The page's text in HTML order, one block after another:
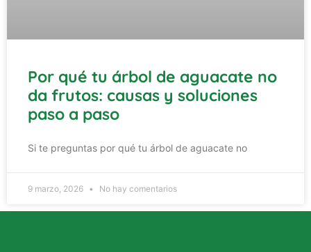
Por qué tu árbol de aguacate no
da frutos: causas y soluciones
paso a paso
Si te preguntas por qué tu árbol de aguacate no
9 marzo, 2026 No hay comentarios